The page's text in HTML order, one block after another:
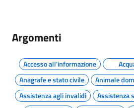
Argomenti
Accesso all'informazione
Anagrafe e stato civile
Animale
Assistenza agli invalidi
Assistenza